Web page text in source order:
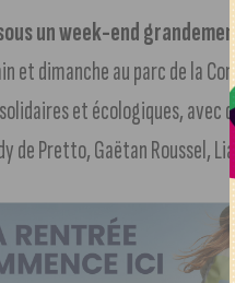
un week-end
et dimanche au parc de la
et écologiques, avec
de Pretto, Gaëtan Roussel,